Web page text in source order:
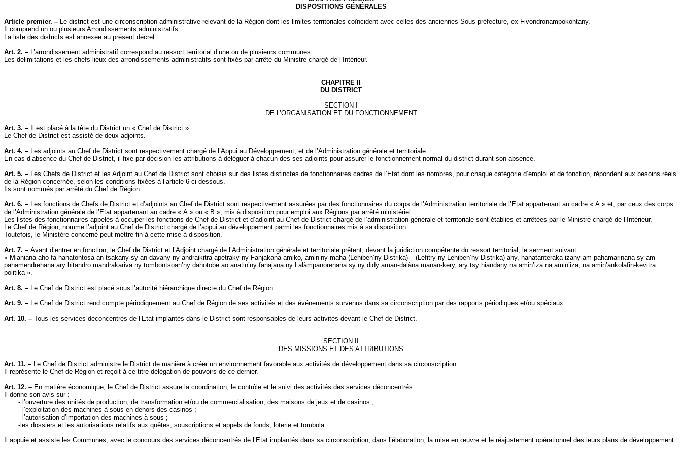
DISPOSITIONS GÉNÉRALES
Article premier. – Le district est une circonscription administrative relevant de la Région dont les limites territoriales coïncident avec celles des anciennes Sous‑préfecture, ex-Fivondronampokontany.
Il comprend un ou plusieurs Arrondissements administratifs.
La liste des districts est annexée au présent décret.
Art. 2. – L’arrondissement administratif correspond au ressort territorial d’une ou de plusieurs communes.
Les délimitations et les chefs lieux des arrondissements administratifs sont fixés par arrêté du Ministre chargé de l’Intérieur.
CHAPITRE II
DU DISTRICT
SECTION I
DE L’ORGANISATION ET DU FONCTIONNEMENT
Art. 3. – Il est placé à la tête du District un « Chef de District ».
Le Chef de District est assisté de deux adjoints.
Art. 4. – Les adjoints au Chef de District sont respectivement chargé de l’Appui au Développement, et de l’Administration générale et territoriale.
En cas d’absence du Chef de District, il fixe par décision les attributions à déléguer à chacun des ses adjoints pour assurer le fonctionnement normal du district durant son absence.
Art. 5. – Les Chefs de District et les Adjoint au Chef de District sont choisis sur des listes distinctes de fonctionnaires cadres de l’Etat dont les nombres, pour chaque catégorie d’emploi et de fonction, répondent aux besoins réels
de la Région concernée, selon les conditions fixées à l’article 6 ci-dessous.
Ils sont nommés par arrêté du Chef de Région.
Art. 6. – Les fonctions de Chefs de District et d’adjoints au Chef de District sont respectivement assurées par des fonctionnaires du corps de l’Administration territoriale de l’Etat appartenant au cadre « A » et, par ceux des corps
de l’Administration générale de l’Etat appartenant au cadre « A » ou « B », mis à disposition pour emploi aux Régions par arrêté ministériel.
Les listes des fonctionnaires appelés à occuper les fonctions de Chef de District et d’adjoint au Chef de District chargé de l’administration générale et territoriale sont établies et arrêtées par le Ministre chargé de l’Intérieur.
Le Chef de Région, nomme l’adjoint au Chef de District chargé de l’appui au développement parmi les fonctionnaires mis à sa disposition.
Toutefois, le Ministère concerné peut mettre fin à cette mise à disposition.
Art. 7. – Avant d’entrer en fonction, le Chef de District et l’Adjoint chargé de l’Administration générale et territoriale prêtent, devant la juridiction compétente du ressort territorial, le serment suivant :
« Mianiana aho fa hanatontosa an-tsakany sy an-davany ny andraikitra apetraky ny Fanjakana amiko, amin’ny maha-(Lehiben’ny Distrika) – (Lefitry ny Lehiben’ny Distrika) ahy, hanatanteraka izany am-pahamarinana sy am-
pahamendrehana ary hitandro mandrakariva ny tombontsoan’ny dahotobe ao anatin’ny fanajana ny Lalàmpanorenana sy ny didy aman-dalàna manan-kery, ary tsy hiandany na amin’izana amin’iza, na amin’ankolafin-kevitra
politika».
Art. 8. – Le Chef de District est placé sous l’autorité hiérarchique directe du Chef de Région.
Art. 9. – Le Chef de District rend compte périodiquement au Chef de Région de ses activités et des événements survenus dans sa circonscription par des rapports périodiques et/ou spéciaux.
Art. 10. – Tous les services déconcentrés de l’Etat implantés dans le District sont responsables de leurs activités devant le Chef de District.
SECTION II
DES MISSIONS ET DES ATTRIBUTIONS
Art. 11. – Le Chef de District administre le District de manière à créer un environnement favorable aux activités de développement dans sa circonscription.
Il représente le Chef de Région et reçoit à ce titre délégation de pouvoirs de ce dernier.
Art. 12. – En matière économique, le Chef de District assure la coordination, le contrôle et le suivi des activités des services déconcentrés.
Il donne son avis sur :
- l’ouverture des unités de production, de transformation et/ou de commercialisation, des maisons de jeux et de casinos ;
- l’exploitation des machines à sous en dehors des casinos ;
- l’autorisation d’importation des machines à sous ;
-les dossiers et les autorisations relatifs aux quêtes, souscriptions et appels de fonds, loterie et tombola.
Il appuie et assiste les Communes, avec le concours des services déconcentrés de l’Etat implantés dans sa circonscription, dans l’élaboration, la mise en œuvre et le réajustement opérationnel des leurs plans de développement.